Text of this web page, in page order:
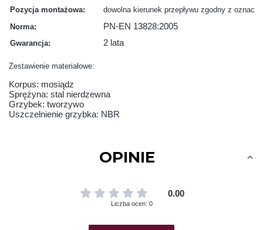
Pozycja montażowa:
dowolna kierunek przepływu zgodny z
Norma:
PN-EN 13828:2005
Gwarancja: 2 lata
Zestawienie materiałowe:
Korpus: mosiądz
Sprężyna: stal nierdzewna
Grzybek: tworzywo
Uszczelnienie grzybka: NBR
OPINIE
0.00
Liczba ocen: 0